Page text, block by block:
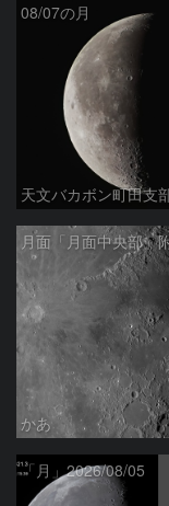
08/07の月
天文バカボン町田支
月面「月面中央部」
かあ
「月」2026/08/05